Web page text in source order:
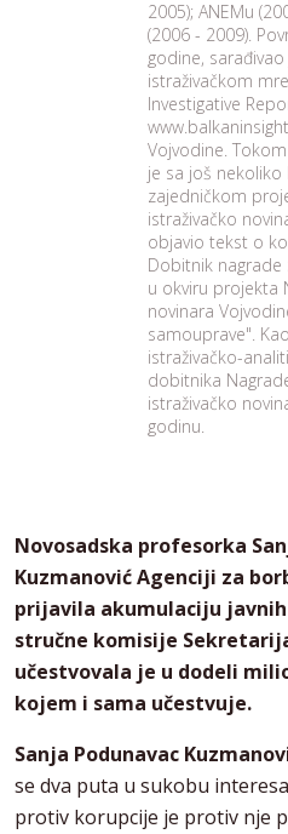
2005); ANEMu
(2006 - 2009).
godine,
istraživačkom
Investigative
Vojvodine.
je sa još nekoliko
zajedničkom
istraživačko
objavio tekst o
Dobitnik nagrade
u okviru projekta
novinara
samouprave".
istraživačko-
dobitnika
istraživačko
godinu.
Novosadska profesorka
KuzmanovićAgenciji za
prijavila akumulaciju
stručne komisije
učestvovala je u dodeli
kojem i sama učestvuje.
Sanja Podunavac
se dva puta u sukobu
protiv korupcije je protiv nje